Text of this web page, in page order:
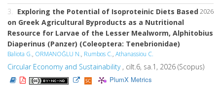
2026
3. Exploring the Potential of Isoproteinic Diets Based
on Greek Agricultural Byproducts as a Nutritional
Resource for Larvae of the Lesser Mealworm, Alphitobius
Diaperinus (Panzer) (Coleoptera: Tenebrionidae)
Baliota G., ORMANOĞLU N., Rumbos C., Athanassiou C.
Circular Economy and Sustainability, cilt.6, sa.1, 2026 (Scopus)
PlumX Metrics